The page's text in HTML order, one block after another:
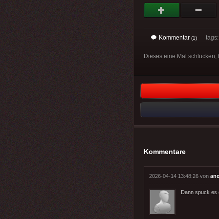
Kommentar (1)
Dieses eine Mal
Kommentare
2026-04-14 13:48:26 von
Dann spuck es